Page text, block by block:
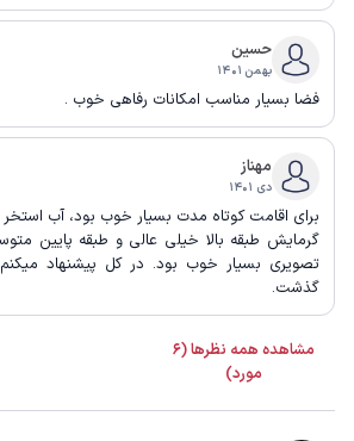
حسین
بهمن ۱۴۰۱
فضا بسیار مناسب امکانات رفاهی خوب .
مهناز
دی ۱۴۰۱
برای اقامت کوتاه مدت بسیار خوب بود، آب استخر
گرمایش طبقه بالا خیلی عالی و طبقه پایین
تصویری بسیار خوب بود. در کل پیشنهاد
گذشت.
مشاهده همه نظرها (6
مورد)